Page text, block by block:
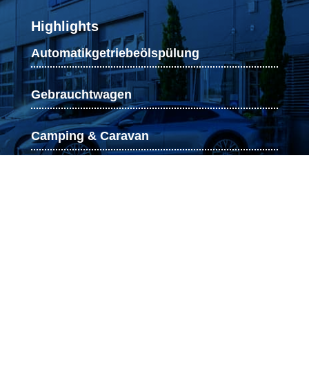
Highlights
Automatikgetriebeölspülung
Gebrauchtwagen
Camping & Caravan